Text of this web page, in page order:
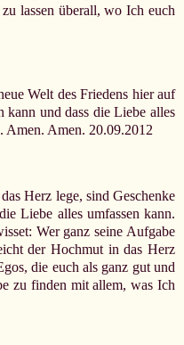
lassen überall, wo Ich euch
Welt des Friedens hier auf
kann und dass die Liebe alles
Amen. Amen. 20.09.2012
Herz lege, sind Geschenke
Liebe alles umfassen kann.
Wer ganz seine Aufgabe
der Hochmut in das Herz
die euch als ganz gut und
zu finden mit allem, was Ich